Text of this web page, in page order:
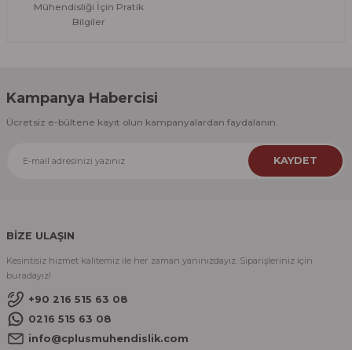
Mühendisliği İçin Pratik
Bilgiler
Kampanya Habercisi
Ücretsiz e-bültene kayıt olun kampanyalardan faydalanın.
KAYDET
BİZE ULAŞIN
Kesintisiz hizmet kalitemiz ile her zaman yanınızdayız. Siparişleriniz için
buradayız!
+90 216 515 63 08
0216 515 63 08
info@cplusmuhendislik.com